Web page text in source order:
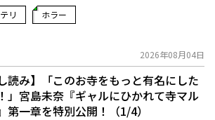
リ ホラー
2026年08月04日
読み】「このお寺をもっと有名にした
」宮島未奈『ギャルにひかれて寺マル
第一章を特別公開！（1/4）